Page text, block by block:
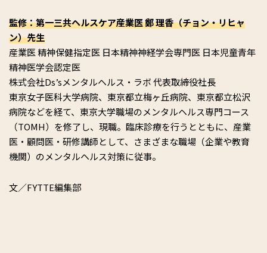
監修：第一三共ヘルスケア産業医 鄭 理香（チョン・リヒャ
ン）先生
産業医 精神保健指定医 日本精神神経学会専門医 日本児童青年
精神医学会認定医
株式会社Ds’sメンタルヘルス・ラボ 代表取締役社⾧
東京女子医科大学病院、東京都立梅ヶ丘病院、東京都立松沢
病院などを経て、東京大学職場のメンタルヘルス専門コース
（TOMH）を修了し、現職。臨床診療を行うとともに、産業
医・顧問医・研修講師として、さまざまな職場（企業や教育
機関）のメンタルヘルス対策に従事。
文／FYTTE編集部